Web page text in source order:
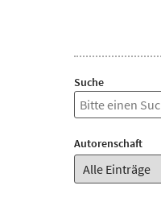
Suche
Autorenschaft